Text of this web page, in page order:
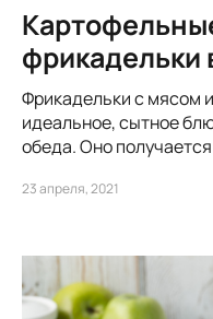
фрикадельки
Фрикадельки с мясом
идеальное, сытное
обеда. Оно
23 апреля, 2021